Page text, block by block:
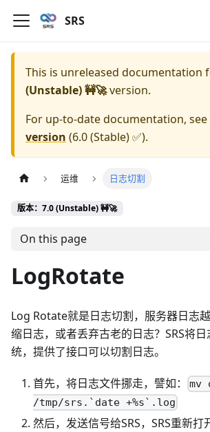
SRS
This is unreleased documentation
(Unstable) 🚧🚀version.
For up-to-date documentation,
version (6.0 (Stable) ✅).
运维 日志切割
版本：7.0 (Unstable) 🚧🚀
On this page
LogRotate
Log Rotate就是日志切割，服务器日志
缩日志，或者丢弃古老的日志？SRS将
统，提供了接口可以切割日志。
首先，将日志文件挪走，譬如：
/tmp/srs.`date +%s`.log
然后，发送信号给SRS，SRS重新